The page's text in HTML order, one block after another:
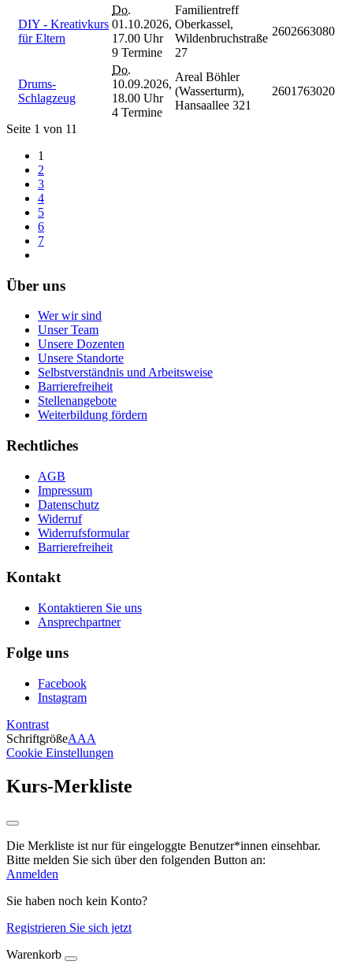
DIY - Kreativkurs
für Eltern
Do.
01.10.2026,
17.00 Uhr
9 Termine
Familientreff
Oberkassel,
Wildenbruchstraße
27
2602663080
Drums-
Schlagzeug
Do.
10.09.2026,
18.00 Uhr
4 Termine
Areal Böhler
(Wasserturm),
Hansaallee 321
2601763020
Seite 1 von 11
1
2
3
4
5
6
7
Über uns
Wer wir sind
Unser Team
Unsere Dozenten
Unsere Standorte
Selbstverständnis und Arbeitsweise
Barrierefreiheit
Stellenangebote
Weiterbildung fördern
Rechtliches
AGB
Impressum
Datenschutz
Widerruf
Widerrufsformular
Barrierefreiheit
Kontakt
Kontaktieren Sie uns
Ansprechpartner
Folge uns
Facebook
Instagram
Kontrast
SchriftgrößeAAA
Cookie Einstellungen
Kurs-Merkliste
Die Merkliste ist nur für eingeloggte Benutzer*innen einsehbar.
Bitte melden Sie sich über den folgenden Button an:
Anmelden
Sie haben noch kein Konto?
Registrieren Sie sich jetzt
Warenkorb